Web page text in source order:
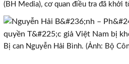
(BH Media), cơ quan điều tra đã khởi
Bị can Nguyễn Hải Bình. (Ảnh: Bộ